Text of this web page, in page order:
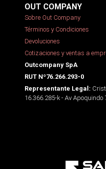
OUT COMPANY
Sobre Out Company
Términos y Condiciones
Devoluciones
Cotizaciones y ventas a
Outcompany SpA
RUT Nº76.266.293-0
Representante Legal:
16.366.285-k - Av Apoquindo